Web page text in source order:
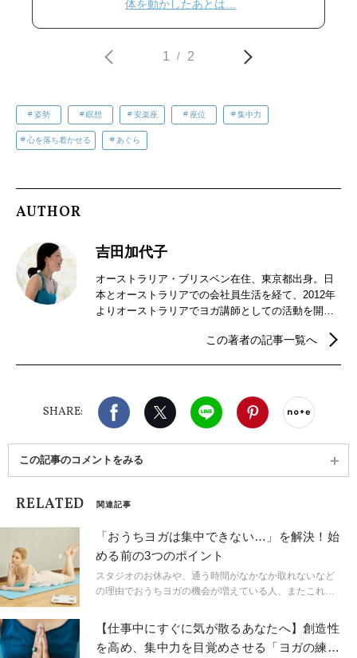
体を動かしたあとは…
1 / 2
姿勢 瞑想 安楽座 座位 集中力
心を落ち着かせる あぐら
AUTHOR
吉田加代子
オーストラリア・ブリスベン在住、東京都出身。日
本とオーストラリアでの会社員生活を経て、2012年
よりオーストラリアでヨガ講師としての活動を開
響楽器シンギング・リン®を使ったサウンドセラピ
この著者の記事一覧へ
SHARE:
Facebook X（旧twitter）
LINE Pinterest
この記事のコメントをみる
RELATED 関連記事
「おうちヨガは集中できない…」を解決！始
める前の3つのポイント
スタジオのお休みや、通う時間がなかなか取れないなど
の理由でおうちヨガの機会が増えている人、またこれか
か？自分の好きな時に、好きなペースでできるという気
軽さの一方で、いざ始めてみると気が散ってしまう、な
かなか集中できないと感じたこともあるはず。そんな悩
【仕事中にすぐに気が散るあなたへ】創造性
を高め、集中力を目覚めさせる「ヨガの練習